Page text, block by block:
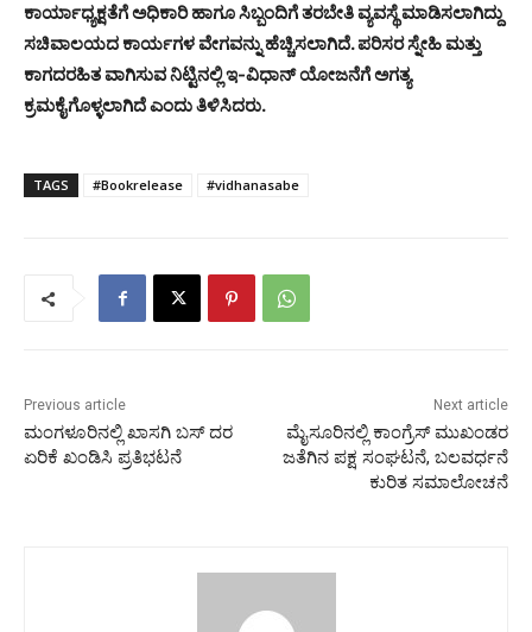
ಕಾರ್ಯಾಧ್ಯಕ್ಷತೆಗೆ ಅಧಿಕಾರಿ ಹಾಗೂ ಸಿಬ್ಬಂದಿಗೆ ತರಬೇತಿ ವ್ಯವಸ್ಥೆ ಮಾಡಿಸಲಾಗಿದ್ದು
ಸಚಿವಾಲಯದ ಕಾರ್ಯಗಳ ವೇಗವನ್ನು ಹೆಚ್ಚಿಸಲಾಗಿದೆ. ಪರಿಸರ ಸ್ನೇಹಿ ಮತ್ತು
ಕಾಗದರಹಿತ ವಾಗಿಸುವ ನಿಟ್ಟಿನಲ್ಲಿ ಇ-ವಿಧಾನ್ ಯೋಜನೆಗೆ ಅಗತ್ಯ
ಕ್ರಮಕೈಗೊಳ್ಳಲಾಗಿದೆ ಎಂದು ತಿಳಿಸಿದರು.
TAGS #Bookrelease #vidhanasabe
Previous article
ಮಂಗಳೂರಿನಲ್ಲಿ ಖಾಸಗಿ ಬಸ್ ದರ
ಏರಿಕೆ ಖಂಡಿಸಿ ಪ್ರತಿಭಟನೆ
Next article
ಮೈಸೂರಿನಲ್ಲಿ ಕಾಂಗ್ರೆಸ್ ಮುಖಂಡರ
ಜತೆಗಿನ ಪಕ್ಷ ಸಂಘಟನೆ, ಬಲವರ್ಧನೆ
ಕುರಿತ ಸಮಾಲೋಚನೆ